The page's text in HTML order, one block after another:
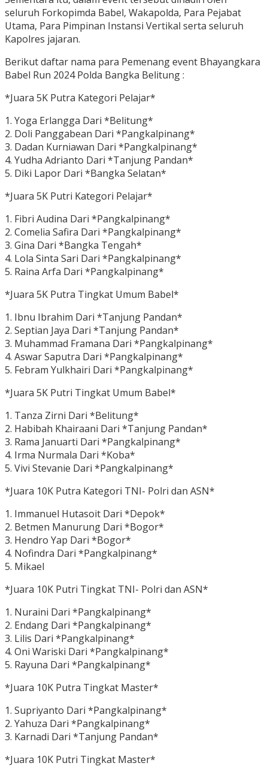
seluruh Forkopimda Babel, Wakapolda, Para Pejabat
Utama, Para Pimpinan Instansi Vertikal serta seluruh
Kapolres jajaran.
Berikut daftar nama para Pemenang event Bhayangkara
Babel Run 2024 Polda Bangka Belitung :
*Juara 5K Putra Kategori Pelajar*
1. Yoga Erlangga Dari *Belitung*
2. Doli Panggabean Dari *Pangkalpinang*
3. Dadan Kurniawan Dari *Pangkalpinang*
4. Yudha Adrianto Dari *Tanjung Pandan*
5. Diki Lapor Dari *Bangka Selatan*
*Juara 5K Putri Kategori Pelajar*
1. Fibri Audina Dari *Pangkalpinang*
2. Comelia Safira Dari *Pangkalpinang*
3. Gina Dari *Bangka Tengah*
4. Lola Sinta Sari Dari *Pangkalpinang*
5. Raina Arfa Dari *Pangkalpinang*
*Juara 5K Putra Tingkat Umum Babel*
1. Ibnu Ibrahim Dari *Tanjung Pandan*
2. Septian Jaya Dari *Tanjung Pandan*
3. Muhammad Framana Dari *Pangkalpinang*
4. Aswar Saputra Dari *Pangkalpinang*
5. Febram Yulkhairi Dari *Pangkalpinang*
*Juara 5K Putri Tingkat Umum Babel*
1. Tanza Zirni Dari *Belitung*
2. Habibah Khairaani Dari *Tanjung Pandan*
3. Rama Januarti Dari *Pangkalpinang*
4. Irma Nurmala Dari *Koba*
5. Vivi Stevanie Dari *Pangkalpinang*
*Juara 10K Putra Kategori TNI- Polri dan ASN*
1. Immanuel Hutasoit Dari *Depok*
2. Betmen Manurung Dari *Bogor*
3. Hendro Yap Dari *Bogor*
4. Nofindra Dari *Pangkalpinang*
5. Mikael
*Juara 10K Putri Tingkat TNI- Polri dan ASN*
1. Nuraini Dari *Pangkalpinang*
2. Endang Dari *Pangkalpinang*
3. Lilis Dari *Pangkalpinang*
4. Oni Wariski Dari *Pangkalpinang*
5. Rayuna Dari *Pangkalpinang*
*Juara 10K Putra Tingkat Master*
1. Supriyanto Dari *Pangkalpinang*
2. Yahuza Dari *Pangkalpinang*
3. Karnadi Dari *Tanjung Pandan*
*Juara 10K Putri Tingkat Master*